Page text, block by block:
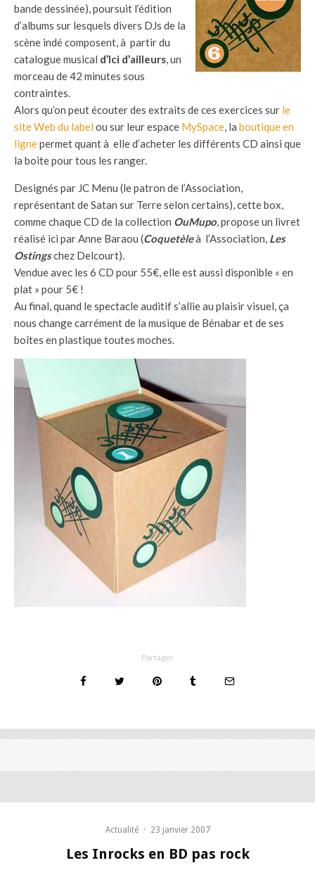
bande dessinée), poursuit l’édition
d’albums sur lesquels divers DJs de la
scène indé composent, à partir du
catalogue musical d’Ici d’ailleurs, un
morceau de 42 minutes sous
contraintes.
Alors qu’on peut écouter des extraits de ces exercices sur le
site Web du label ou sur leur espace MySpace, la boutique en
lignepermet quant à elle d’acheter les différents CD ainsi que
la boite pour tous les ranger.
Designés par JC Menu (le patron de l’Association,
représentant de Satan sur Terre selon certains), cette box,
comme chaque CD de la collection OuMupo, propose un livret
réalisé ici par Anne Baraou (Coquetèleà l’Association, Les
Ostingschez Delcourt).
Vendue avec les 6 CD pour 55€, elle est aussi disponible « en
plat » pour 5€ !
Au final, quand le spectacle auditif s’allie au plaisir visuel, ça
nous change carrément de la musique de Bénabar et de ses
boîtes en plastique toutes moches.
Partager
Actualité · 23 janvier 2007
Les Inrocks en BD pas rock